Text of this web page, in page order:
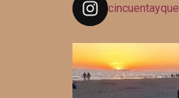
cincuentayque